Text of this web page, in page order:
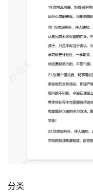
分类